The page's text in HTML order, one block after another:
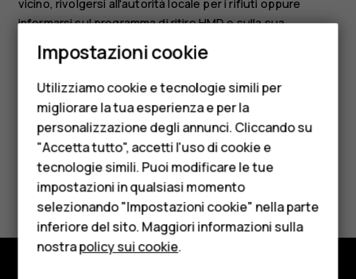
Smartphone
Cellulari
Telefoni per anziani
Accessori
HMD Terra M
Per le imprese
Tablet
vicino, rivolgersi all'autorità locale per i rifiuti oppure
informarsi sul programma di ritiro HMD e sulla sua
disponibilità nel proprio Paese su
www.hmd.com/phones/support/topics/recycle
Ti è stato d'aiuto?
Sì No
Impostazioni cookie
Utilizziamo cookie e tecnologie simili per
migliorare la tua esperienza e per la
personalizzazione degli annunci. Cliccando su
"Accetta tutto", accetti l'uso di cookie e
tecnologie simili. Puoi modificare le tue
impostazioni in qualsiasi momento
selezionando "Impostazioni cookie" nella parte
inferiore del sito. Maggiori informazioni sulla
nostrapolicy sui cookie.